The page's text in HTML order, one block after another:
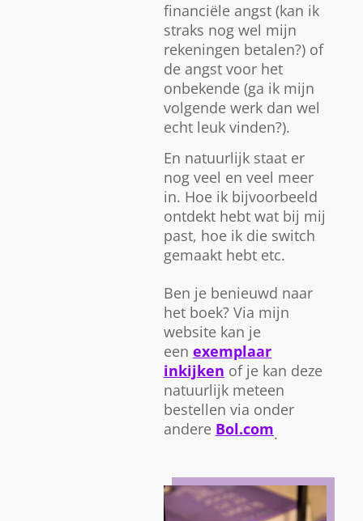
financiële angst (kan ik
straks nog wel mijn
rekeningen betalen?) of
de angst voor het
onbekende (ga ik mijn
volgende werk dan wel
echt leuk vinden?).
En natuurlijk staat er
nog veel en veel meer
in. Hoe ik bijvoorbeeld
ontdekt hebt wat bij mij
past, hoe ik die switch
gemaakt hebt etc.
Ben je benieuwd naar
het boek? Via mijn
website kan je
een exemplaar
inkijken of je kan deze
natuurlijk meteen
bestellen via onder
andere Bol.com.